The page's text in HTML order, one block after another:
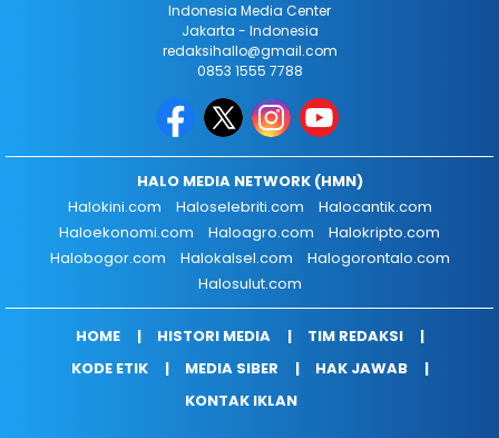
Indonesia Media Center
Jakarta - Indonesia
redaksihallo@gmail.com
0853 1555 7788
HALO MEDIA NETWORK (HMN)
Halokini.com
Haloselebriti.com
Halocantik.com
Haloekonomi.com
Haloagro.com
Halokripto.com
Halobogor.com
Halokalsel.com
Halogorontalo.com
Halosulut.com
HOME HISTORI MEDIA
TIM REDAKSI
KODE ETIK
MEDIA SIBER
HAK JAWAB
KONTAK IKLAN